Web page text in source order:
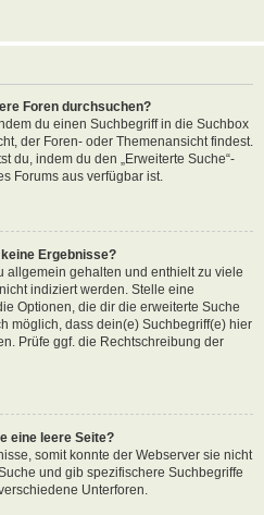
Foren durchsuchen?
du einen Suchbegriff in die Suchbox
der Foren- oder Themenansicht findest.
du, indem du den „Erweiterte Suche“-
Forums aus verfügbar ist.
Ergebnisse?
allgemein gehalten und enthielt zu viele
indiziert werden. Stelle eine
Optionen, die dir die erweiterte Suche
möglich, dass dein(e) Suchbegriff(e) hier
Prüfe ggf. die Rechtschreibung der
eine leere Seite?
somit konnte der Webserver sie nicht
und gib spezifischere Suchbegriffe
Unterforen.